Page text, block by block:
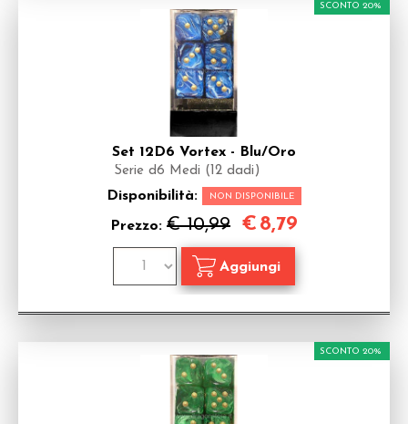
Set 12D6 Vortex - Blu/Oro
Serie d6 Medi (12 dadi)
Disponibilità: NON DISPONIBILE
Prezzo: € 10,99
SCONTO 20%
€ 8,79
SCONTO 20%